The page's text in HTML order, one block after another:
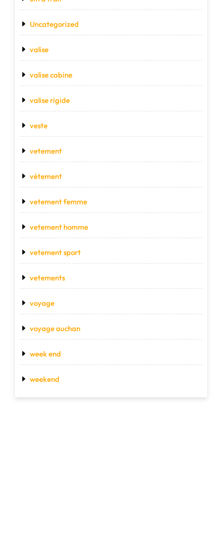
Uncategorized
valise
valise cabine
valise rigide
veste
vetement
vétement
vetement femme
vetement homme
vetement sport
vetements
voyage
voyage auchan
week end
weekend